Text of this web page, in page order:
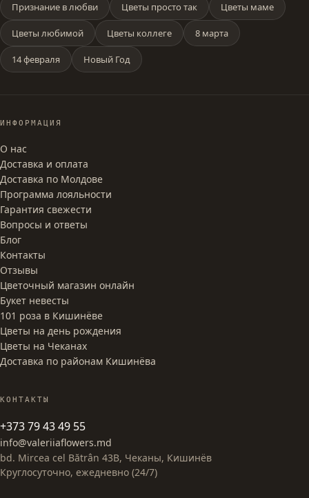
Признание в любви Цветы просто так Цветы маме
Цветы любимой Цветы коллеге 8 марта
14 февраля Новый Год
ИНФОРМАЦИЯ
О нас
Доставка и оплата
Доставка по Молдове
Программа лояльности
Гарантия свежести
Вопросы и ответы
Блог
Контакты
Отзывы
Цветочный магазин онлайн
Букет невесты
101 роза в Кишинёве
Цветы на день рождения
Цветы на Чеканах
Доставка по районам Кишинёва
КОНТАКТЫ
+373 79 43 49 55
info@valeriiaflowers.md
bd. Mircea cel Bătrân 43B, Чеканы, Кишинёв
Круглосуточно, ежедневно (24/7)